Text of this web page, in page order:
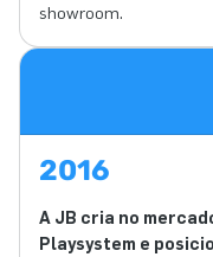
showroom.
2016
A JB cria no
Playsystem e